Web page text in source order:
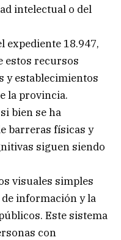
intelectual o del
expediente 18.947,
estos recursos
y establecimientos
la provincia.
bien se ha
barreras físicas y
siguen siendo
visuales simples
información y la
Este sistema
con